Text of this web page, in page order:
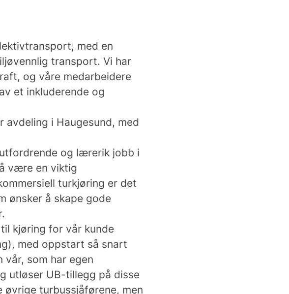
med en
transport. Vi har
og våre medarbeidere
et inkluderende og
i Haugesund, med
og lærerik jobb i
være en viktig
turkjøring er det
ønsker å skape gode
kjøring for vår kunde
med oppstart så snart
vår, som har egen
utløser UB-tillegg på disse
øvrige turbussjåførene, men